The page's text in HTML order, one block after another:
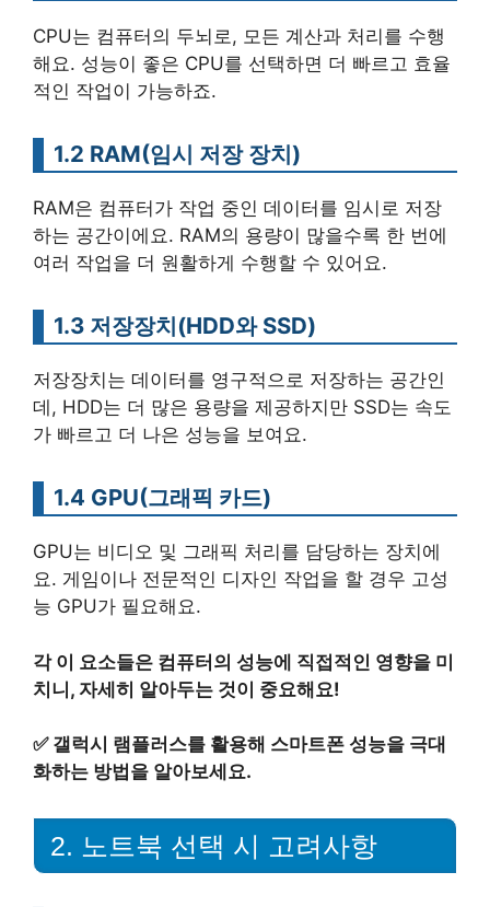
CPU는 컴퓨터의 두뇌로, 모든 계산과 처리를 수행
해요. 성능이 좋은 CPU를 선택하면 더 빠르고 효율
적인 작업이 가능하죠.
1.2 RAM(임시 저장 장치)
RAM은 컴퓨터가 작업 중인 데이터를 임시로 저장
하는 공간이에요. RAM의 용량이 많을수록 한 번에
여러 작업을 더 원활하게 수행할 수 있어요.
1.3 저장장치(HDD와 SSD)
저장장치는 데이터를 영구적으로 저장하는 공간인
데, HDD는 더 많은 용량을 제공하지만 SSD는 속도
가 빠르고 더 나은 성능을 보여요.
1.4 GPU(그래픽 카드)
GPU는 비디오 및 그래픽 처리를 담당하는 장치에
요. 게임이나 전문적인 디자인 작업을 할 경우 고성
능 GPU가 필요해요.
각 이 요소들은 컴퓨터의 성능에 직접적인 영향을 미
치니, 자세히 알아두는 것이 중요해요!
✅ 갤럭시 램플러스를 활용해 스마트폰 성능을 극대
화하는 방법을 알아보세요.
2. 노트북 선택 시 고려사항